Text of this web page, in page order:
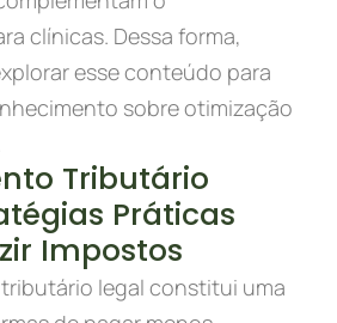
clínicas. Dessa forma,
esse conteúdo para
sobre otimização
Tributário
Práticas
Impostos
legal constitui uma